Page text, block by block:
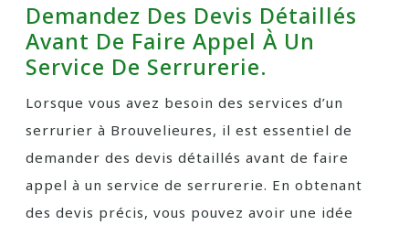
Demandez Des Devis Détaillés
Avant De Faire Appel À Un
Service De Serrurerie.
Lorsque vous avez besoin des services d’un
serrurier à Brouvelieures, il est essentiel de
demander des devis détaillés avant de faire
appel à un service de serrurerie. En obtenant
des devis précis, vous pouvez avoir une idée